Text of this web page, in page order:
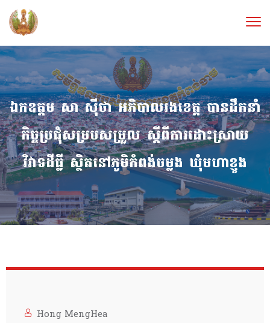
ឯកឧត្ដម សា ស៊ីថា អភិបាលរងខេត្ដ បានដឹកនាំ
កិច្ចប្រជុំសម្របសម្រួល ស្តីពីការដោះស្រាយ
វិវាទដីធ្លី ស្ថិតនៅភូមិកំពង់ចម្លង ឃុំមហាខ្ញូង
Hong MengHea